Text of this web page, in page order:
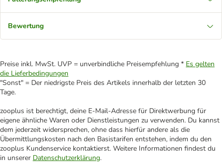
Bewertung
Preise inkl. MwSt. UVP = unverbindliche Preisempfehlung * Es gelten
die Lieferbedingungen
"Sonst" = Der niedrigste Preis des Artikels innerhalb der letzten 30
Tage.
zooplus ist berechtigt, deine E-Mail-Adresse für Direktwerbung für
eigene ähnliche Waren oder Dienstleistungen zu verwenden. Du kannst
dem jederzeit widersprechen, ohne dass hierfür andere als die
Übermittlungskosten nach den Basistarifen entstehen, indem du den
zooplus Kundenservice kontaktierst. Weitere Informationen findest du
in unserer Datenschutzerklärung.